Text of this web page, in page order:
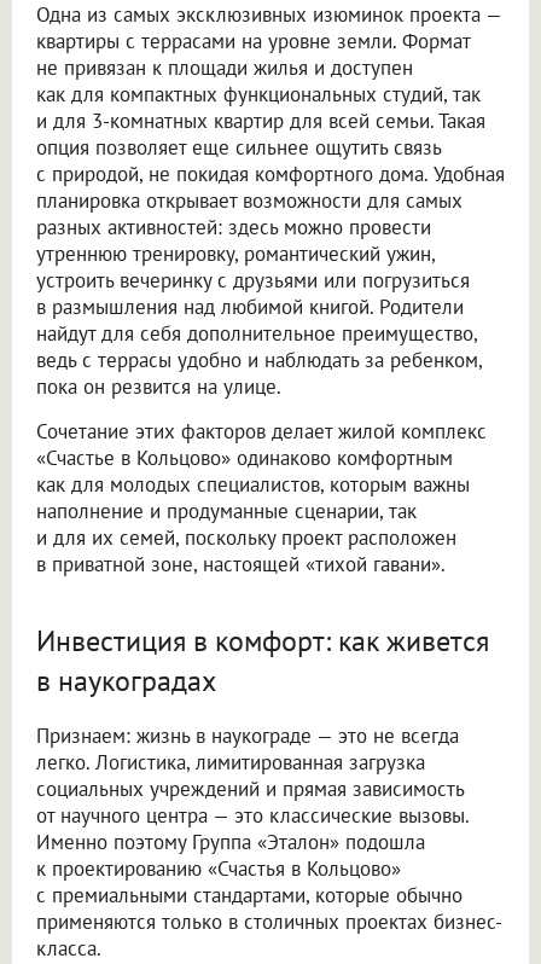
Одна из самых эксклюзивных изюминок проекта —
квартиры с террасами на уровне земли. Формат
не привязан к площади жилья и доступен
как для компактных функциональных студий, так
и для 3-комнатных квартир для всей семьи. Такая
опция позволяет еще сильнее ощутить связь
с природой, не покидая комфортного дома. Удобная
планировка открывает возможности для самых
разных активностей: здесь можно провести
утреннюю тренировку, романтический ужин,
устроить вечеринку с друзьями или погрузиться
в размышления над любимой книгой. Родители
найдут для себя дополнительное преимущество,
ведь с террасы удобно и наблюдать за ребенком,
пока он резвится на улице.
Сочетание этих факторов делает жилой комплекс
«Счастье в Кольцово» одинаково комфортным
как для молодых специалистов, которым важны
наполнение и продуманные сценарии, так
и для их семей, поскольку проект расположен
в приватной зоне, настоящей «тихой гавани».
Инвестиция в комфорт: как живется
в наукоградах
Признаем: жизнь в наукограде — это не всегда
легко. Логистика, лимитированная загрузка
социальных учреждений и прямая зависимость
от научного центра — это классические вызовы.
Именно поэтому Группа «Эталон» подошла
к проектированию «Счастья в Кольцово»
с премиальными стандартами, которые обычно
применяются только в столичных проектах бизнес-
класса.